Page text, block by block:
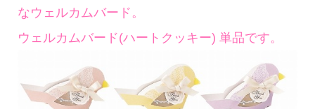
なウェルカムバード。
ウェルカムバード(ハートクッキー) 単品です。